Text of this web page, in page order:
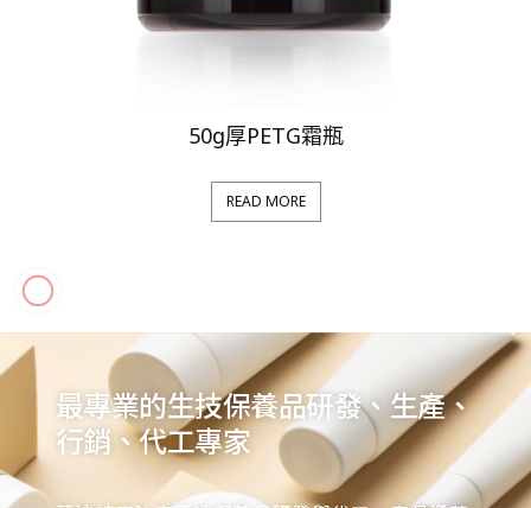
50g厚PETG霜瓶
READ MORE